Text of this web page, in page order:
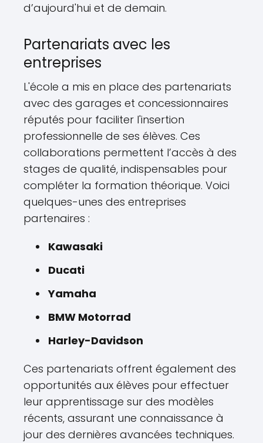
d’aujourd'hui et de demain.
Partenariats avec les
entreprises
L'école a mis en place des partenariats
avec des garages et concessionnaires
réputés pour faciliter l'insertion
professionnelle de ses élèves. Ces
collaborations permettent l’accès à des
stages de qualité, indispensables pour
compléter la formation théorique. Voici
quelques-unes des entreprises
partenaires :
Kawasaki
Ducati
Yamaha
BMW Motorrad
Harley-Davidson
Ces partenariats offrent également des
opportunités aux élèves pour effectuer
leur apprentissage sur des modèles
récents, assurant une connaissance à
jour des dernières avancées techniques.